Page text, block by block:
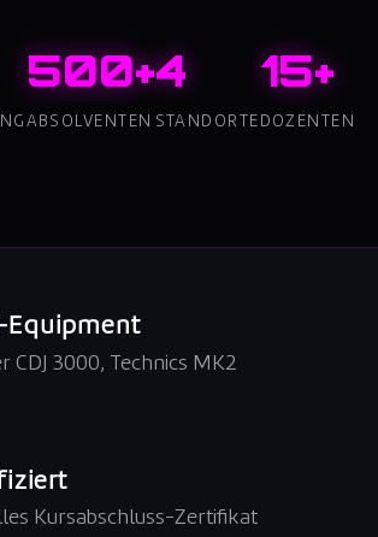
500+
ABSOLVENTEN
4
STANDORTE
15+
DOZENTEN
Equipment
CDJ 3000, Technics MK2
Kursabschluss-Zertifikat